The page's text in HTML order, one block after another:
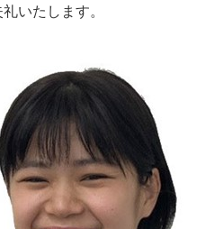
いたします。